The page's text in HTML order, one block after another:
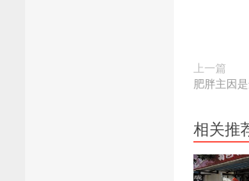
上一篇
肥胖主因
相关推